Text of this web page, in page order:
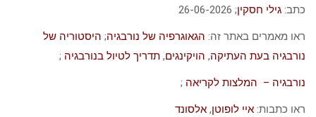
כתב: גילי חסקין; 26-06-2026
ראו מאמרים באתר זה: הגאוגרפיה של נורבגיה; היסטוריה של
נורבגיה בעת העתיקה, הויקינגים, תדריך לטיול בנורבגיה ;
נורבגיה – המלצות לקריאה ;
ראו כתבות: איי לופוטן, אלסונד